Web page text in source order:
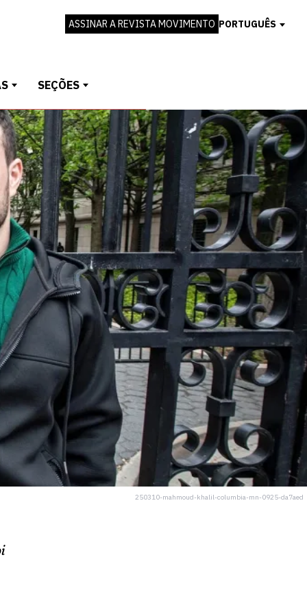
ASSINAR A REVISTA MOVIMENTO PORTUGUÊS
SEÇÕES
250310-mahmoud-khalil-columbia-mn-0925-da7aed